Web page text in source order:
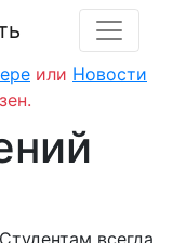
или Новости
всегда